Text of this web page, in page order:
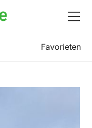
Favorieten